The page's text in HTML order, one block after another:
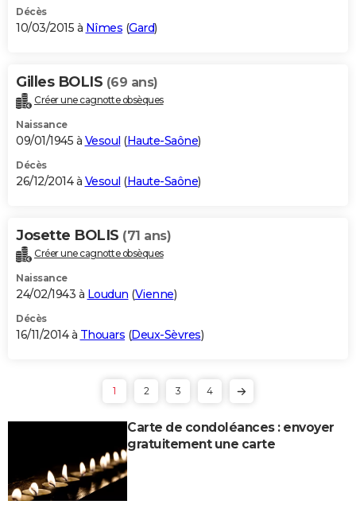
Décès
10/03/2015 à Nîmes (Gard)
Gilles BOLIS (69 ans)
Créer une cagnotte obsèques
Naissance
09/01/1945 à Vesoul (Haute-Saône)
Décès
26/12/2014 à Vesoul (Haute-Saône)
Josette BOLIS (71 ans)
Créer une cagnotte obsèques
Naissance
24/02/1943 à Loudun (Vienne)
Décès
16/11/2014 à Thouars (Deux-Sèvres)
1 2 3 4
Carte de condoléances : envoyer
gratuitement une carte